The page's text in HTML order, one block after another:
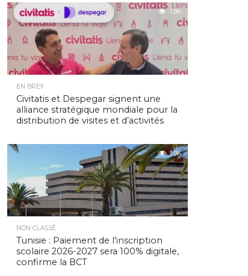
1.9K
EN BREF
Civitatis et Despegar signent une
alliance stratégique mondiale pour la
distribution de visites et d’activités
1.9K
NON CLASSÉ
Tunisie : Paiement de l’inscription
scolaire 2026-2027 sera 100% digitale,
confirme la BCT